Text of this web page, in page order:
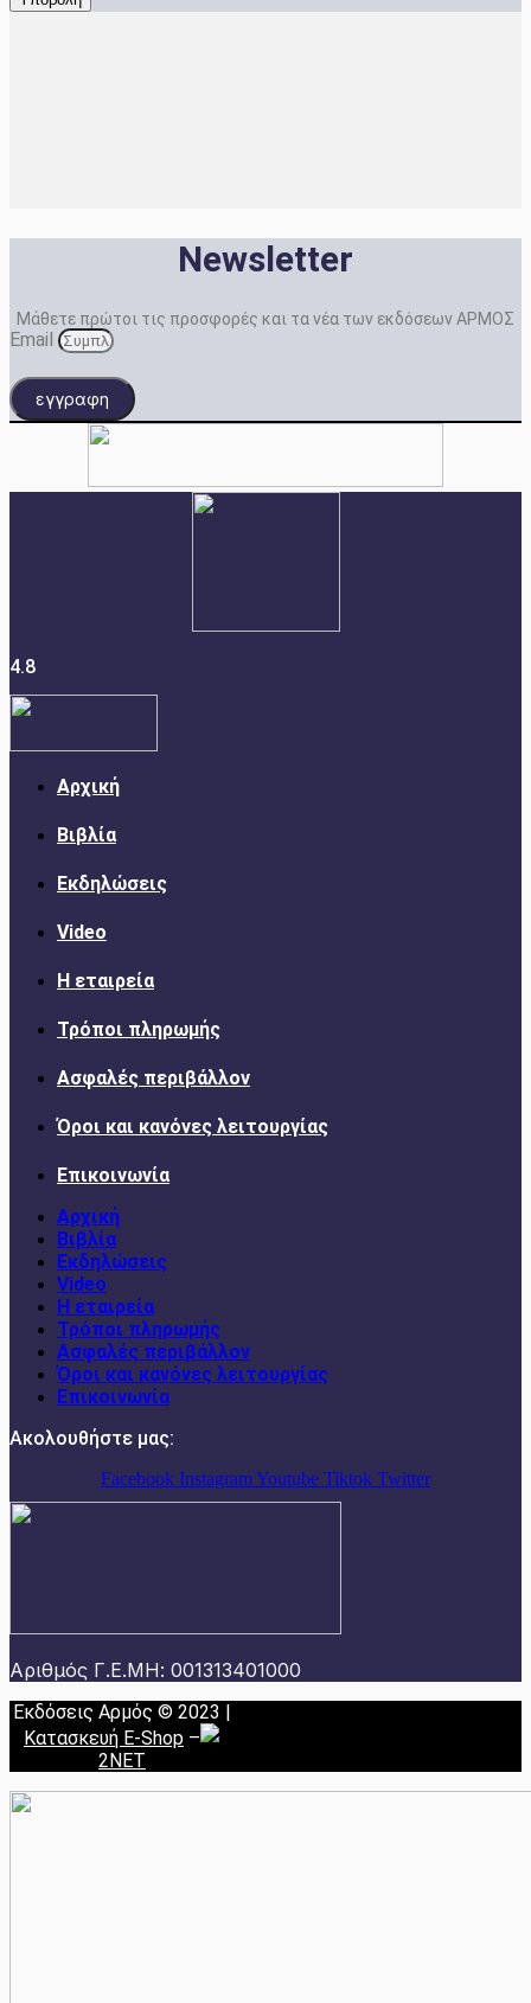
Newsletter
Μάθετε πρώτοι τις προσφορές και τα νέα των εκδόσεων ΑΡΜΟΣ
Email
εγγραφη
4.8
Αρχική
Βιβλία
Εκδηλώσεις
Video
Η εταιρεία
Τρόποι πληρωμής
Ασφαλές περιβάλλον
Όροι και κανόνες λειτουργίας
Επικοινωνία
Αρχική
Βιβλία
Εκδηλώσεις
Video
Η εταιρεία
Τρόποι πληρωμής
Ασφαλές περιβάλλον
Όροι και κανόνες λειτουργίας
Επικοινωνία
Ακολουθήστε μας:
Facebook InstagramYoutube Tiktok Twitter
Αριθμός Γ.Ε.ΜΗ: 001313401000
Εκδόσεις Αρμός © 2023 |
Κατασκευή E-Shop –
2NET